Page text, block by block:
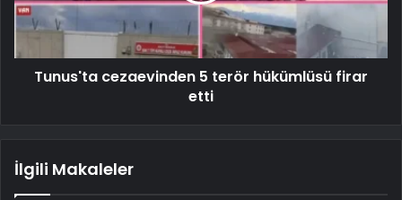
Tunus'ta cezaevinden 5 terör hükümlüsü firar
etti
İlgili Makaleler